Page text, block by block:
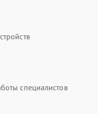
специалистов